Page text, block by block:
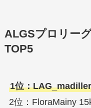
ALGSプロリー
TOP5
1位：
2位：FloraMainy